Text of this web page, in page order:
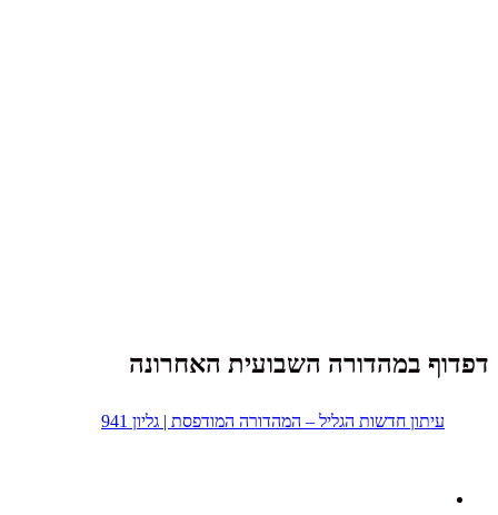
דפדוף במהדורה השבועית האחרונה
עיתון חדשות הגליל – המהדורה המודפסת | גליון 941